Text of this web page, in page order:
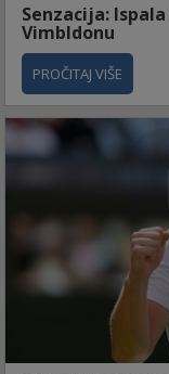
Senzacija:
Vimbldonu
PROČITAJ VIŠE